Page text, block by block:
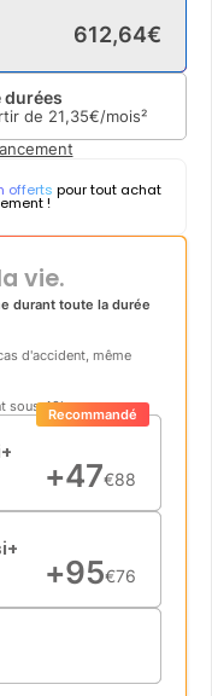
612,64€
durées
de 21,35€/mois²
offerts pour tout achat
!
vie.
durant toute la durée
d'accident, même
sous 48h
+47€88
Recommandé
+95€76